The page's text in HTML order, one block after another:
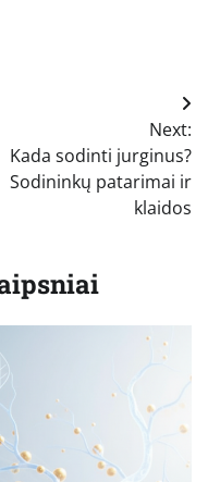
Next:
Kada sodinti jurginus?
Sodininkų patarimai ir
klaidos